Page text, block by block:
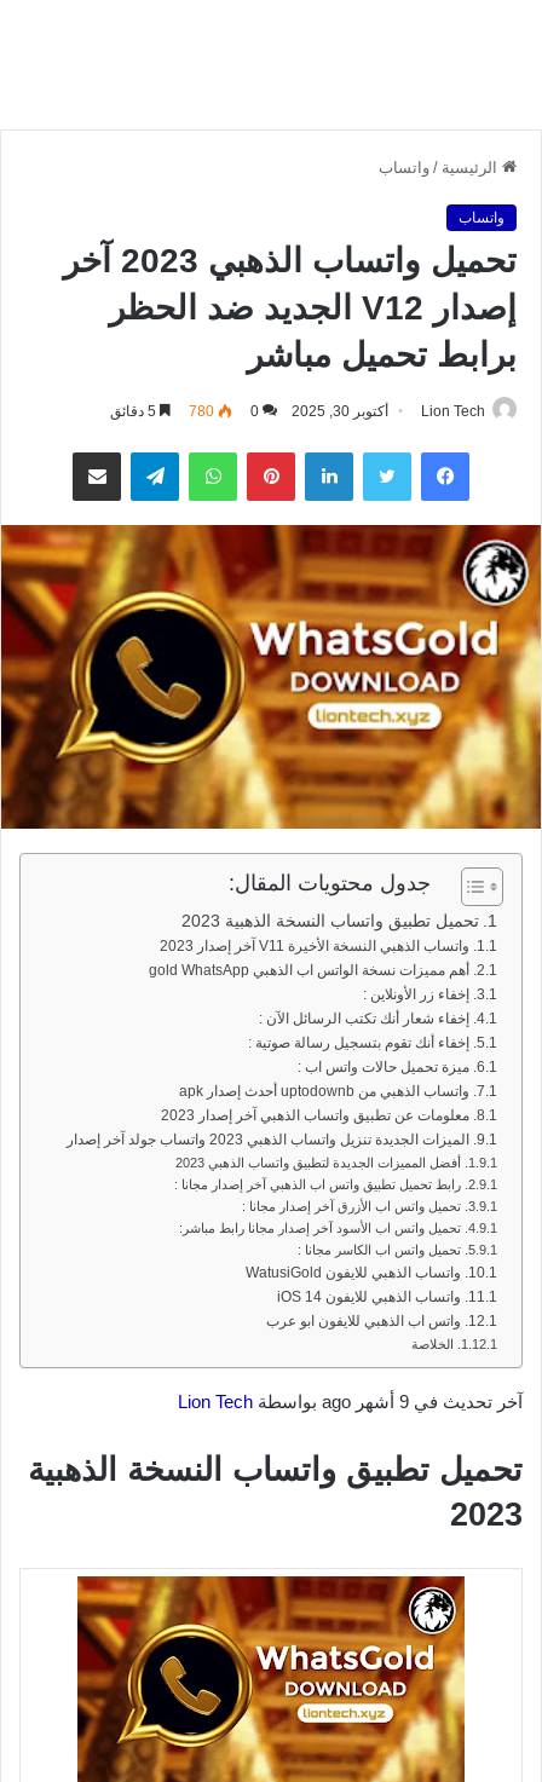
الرئيسية / واتساب
واتساب
تحميل واتساب الذهبي 2023 آخر
إصدار V12 الجديد ضد الحظر
برابط تحميل مباشر
Lion Tech أكتوبر 30, 2025 0
780
فيسبوك تويتر لينكدإن بينتيريستواتساب تيلقرام مشاركة عبر البريد
جدول محتويات المقال:
تحميل تطبيق واتساب النسخة الذهبية 2023
واتساب الذهبي النسخة الأخيرة V11 آخر إصدار 2023
أهم مميزات نسخة الواتس اب الذهبي gold WhatsApp
إخفاء زر الأونلاين :
إخفاء شعار أنك تكتب الرسائل الآن :
إخفاء أنك تقوم بتسجيل رسالة صوتية :
ميزة تحميل حالات واتس اب :
واتساب الذهبي من uptodownb أحدث إصدار apk
معلومات عن تطبيق واتساب الذهبي آخر إصدار 2023
الميزات الجديدة تنزيل واتساب الذهبي 2023 واتساب جولد آخر إصدار
أفضل المميزات الجديدة لتطبيق واتساب الذهبي 2023
رابط تحميل تطبيق واتس اب الذهبي آخر إصدار مجانا :
تحميل واتس اب الأزرق آخر إصدار مجانا :
تحميل واتس اب الأسود آخر إصدار مجانا رابط مباشر:
تحميل واتس اب الكاسر مجانا :
واتساب الذهبي للايفون WatusiGold
واتساب الذهبي للايفون iOS 14
واتس اب الذهبي للايفون ابو عرب
الخلاصة
آخر تحديث في 9 أشهر ago بواسطة Lion Tech
تحميل تطبيق واتساب النسخة الذهبية
2023